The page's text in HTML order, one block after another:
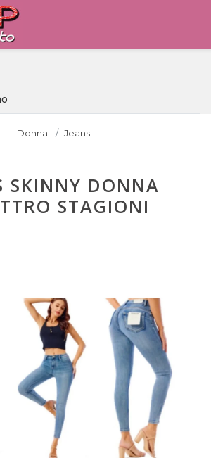
Donna Jeans
SKINNY DONNA
STAGIONI